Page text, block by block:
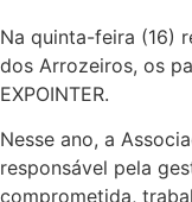
Na quinta-feira (16)
dos Arrozeiros, os
EXPOINTER.
Nesse ano, a
responsável pela
comprometida,